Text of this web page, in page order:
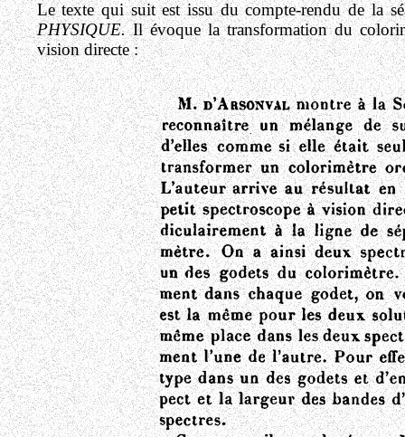
Le texte qui suit est issu du compte-rendu de la
PHYSIQUE.Il évoque la transformation du
vision directe :